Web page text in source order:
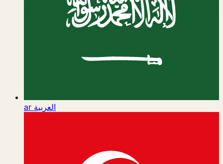
ar العربية